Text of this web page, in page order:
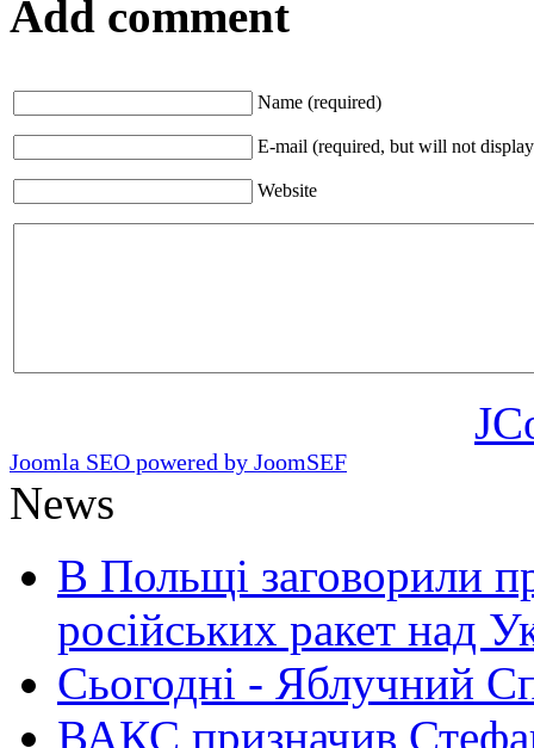
Add comment
Name (required)
E-mail (required, but will not
Website
Joomla SEO powered by JoomSEF
News
В Польщі заговорили
російських ракет над
Сьогодні - Яблучний
ВАКС призначив